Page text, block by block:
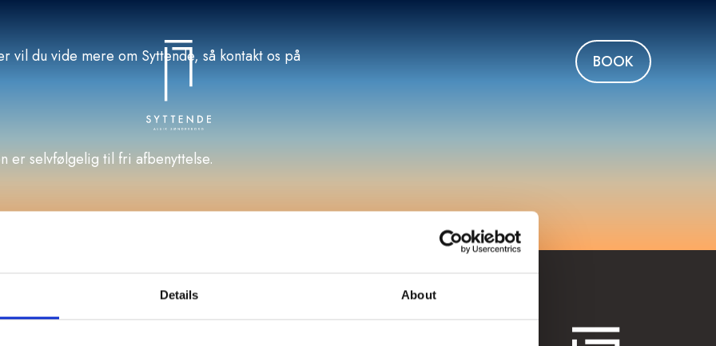
Details About
BOOK
vil du vide mere om Syttende, så kontakt os på
er selvfølgelig til fri afbenyttelse.
Om os Følg os